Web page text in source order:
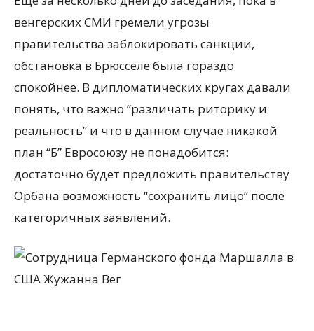
венгерских СМИ гремели угрозы
правительства заблокировать санкции,
обстановка в Брюсселе была гораздо
спокойнее. В дипломатических кругах давали
понять, что важно “различать риторику и
реальность” и что в данном случае никакой
план “Б” Евросоюзу не понадобится:
достаточно будет предложить правительству
Орбана возможность “сохранить лицо” после
категоричных заявлений.